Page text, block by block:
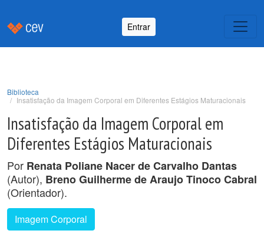
Entrar
Biblioteca
Insatisfação da Imagem Corporal em Diferentes Estágios Maturacionais
Insatisfação da Imagem Corporal em
Diferentes Estágios Maturacionais
Por Renata Poliane Nacer de Carvalho Dantas
(Autor), Breno Guilherme de Araujo Tinoco Cabral
(Orientador).
Imagem Corporal